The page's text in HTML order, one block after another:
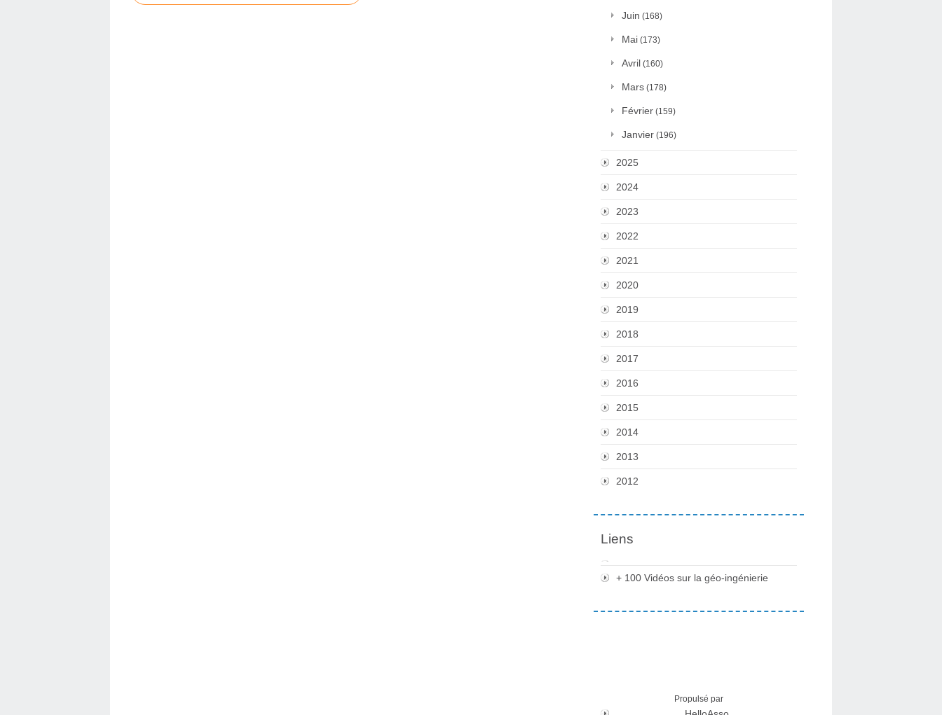
Juin (168)
Mai (173)
Avril (160)
Mars (178)
Février (159)
Janvier (196)
2025
2024
2023
2022
2021
2020
2019
2018
2017
2016
2015
2014
2013
2012
Liens
+ 100 Vidéos sur la géo-ingénierie
Propulsé par